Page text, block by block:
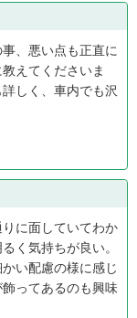
、悪い点も正直に
えてくださいま
しく、車内でも沢
に面していてわか
く気持ちが良い。
い配慮の様に感じ
ってあるのも興味